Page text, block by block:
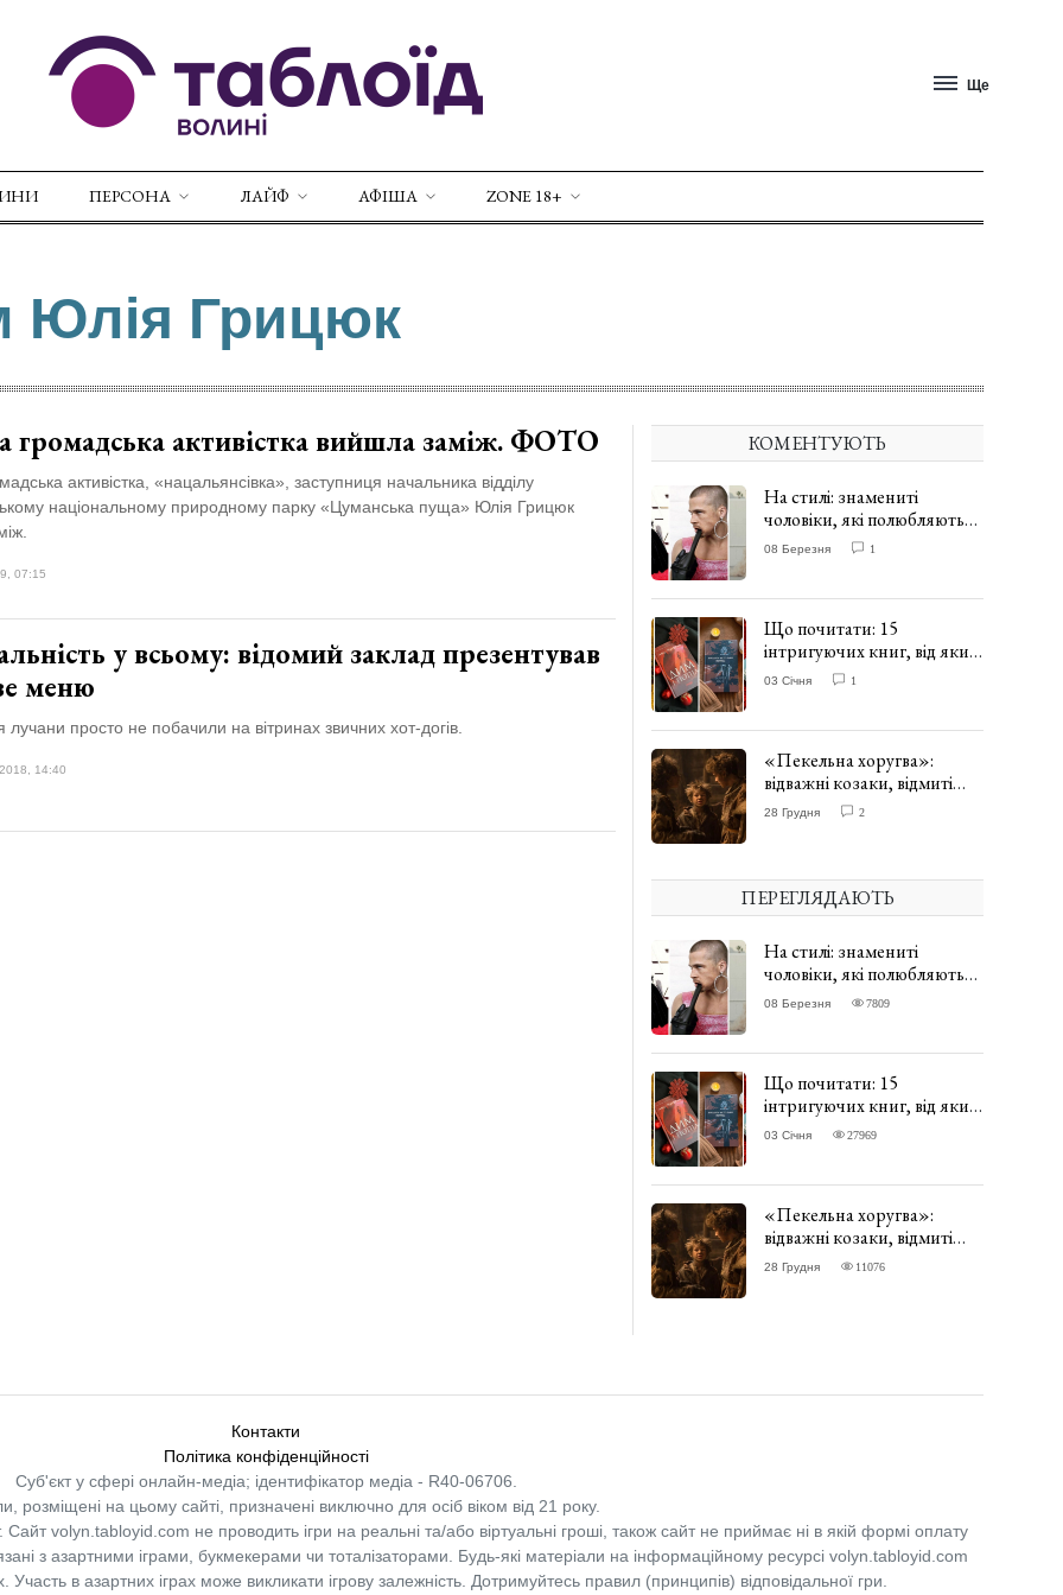
Ще
ПЕРСОНА ЛАЙФ АФІША ZONE 18+
Юлія Грицюк
громадська активістка вийшла заміж. ФОТО
активістка, «нацальянсівка», заступниця начальника відділу
національному природному парку «Цуманська пуща» Юлія Грицюк
07:15
у всьому: відомий заклад презентував
меню
просто не побачили на вітринах звичних хот-догів.
14:40
КОМЕНТУЮТЬ
На стилі: знамениті
чоловіки, які полюбляють
одягати сукні. ФОТО
08 Березня 1
Що почитати: 15
інтригуючих книг, від яких
важко відірватись. ФОТО
03 Січня 1
«Пекельна хоругва»:
відважні козаки, відмиті
чорти та відчайдушний
28 Грудня 2
ПЕРЕГЛЯДАЮТЬ
На стилі: знамениті
чоловіки, які полюбляють
одягати сукні. ФОТО
08 Березня 7809
Що почитати: 15
інтригуючих книг, від яких
важко відірватись. ФОТО
03 Січня 27969
«Пекельна хоругва»:
відважні козаки, відмиті
чорти та відчайдушний
28 Грудня 11076
Контакти
Політика конфіденційності
Суб'єкт у сфері онлайн-медіа; ідентифікатор медіа - R40-06706.
розміщені на цьому сайті, призначені виключно для осіб віком від 21 року.
Сайт volyn.tabloyid.com не проводить ігри на реальні та/або віртуальні гроші, також сайт не приймає ні в якій формі оплату
з азартними іграми, букмекерами чи тоталізаторами. Будь-які матеріали на інформаційному ресурсі volyn.tabloyid.com
в азартних іграх може викликати ігрову залежність. Дотримуйтесь правил (принципів) відповідальної гри.